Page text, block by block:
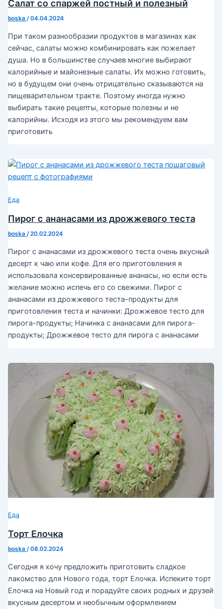
Салат со спаржей постный и полезный
boska /04.04.2024
При таком разнообразии продуктов в магазинах как
сейчас, салаты можно комбинировать как пожелает
душа. Но в большинстве случаев многие выбирают
калорийные и майонезные салаты. Их можно готовить,
но в будущем они очень отрицательно сказываются на
пищеварительном тракте. Поэтому иногда нужно
выбирать такие рецепты, которые полезны и не
калорийны. Исходя из этого мы рекомендуем вам
приготовить
Еда
Пирог с ананасами из дрожжевого теста
boska /20.02.2024
Пирог с ананасами из дрожжевого теста очень вкусный
десерт к чаю или кофе. Для его приготовления я
использовала консервированные ананасы, но если есть
желание можно испечь его со свежими. Пирог с
ананасами из дрожжевого теста-продукты для
приготовления теста и начинки: Дрожжевое тесто для
пирога-продукты; Начинка с ананасами для пирога-
продукты; Дрожжевое тесто для пирога с ананасами
Еда
Торт Елочка
boska /08.02.2024
Сегодня я хочу предложить приготовить сладкое
лакомство для Нового года, торт Елочка. Испеките торт
Елочка на Новый год и порадуйте своих родных и друзей
вкусным десертом и необычным оформлением